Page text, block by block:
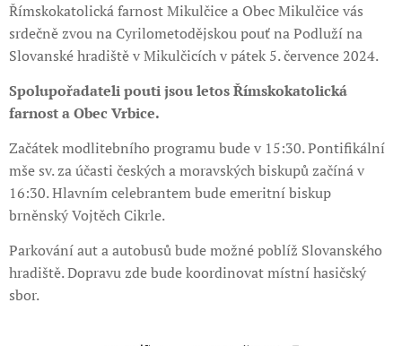
Římskokatolická farnost Mikulčice a Obec Mikulčice vás
srdečně zvou na Cyrilometodějskou pouť na Podluží na
Slovanské hradiště v Mikulčicích v pátek 5. července 2024.
Spolupořadateli pouti jsou letos Římskokatolická
farnost a Obec Vrbice.
Začátek modlitebního programu bude v 15:30. Pontifikální
mše sv. za účasti českých a moravských biskupů začíná v
16:30. Hlavním celebrantem bude emeritní biskup
brněnský Vojtěch Cikrle.
Parkování aut a autobusů bude možné poblíž Slovanského
hradiště. Dopravu zde bude koordinovat místní hasičský
sbor.